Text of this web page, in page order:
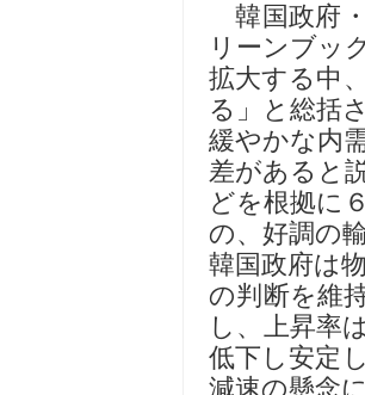
韓国政府
リーンブッ
拡大する中
る」と総括
緩やかな内
差があると
どを根拠に
の、好調の
韓国政府は
の判断を維
し、上昇率
低下し安定
減速の懸念